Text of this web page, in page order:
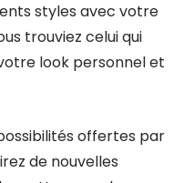
styles avec votre
trouviez celui qui
look personnel et
offertes par
de nouvelles